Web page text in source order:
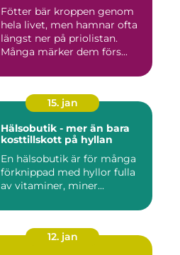
Fötter bär kroppen genom
hela livet, men hamnar ofta
längst ner på priolistan.
Många märker dem förs...
15. jan
Hälsobutik - mer än bara
kosttillskott på hyllan
En hälsobutik är för många
förknippad med hyllor fulla
av vitaminer, miner...
12. jan